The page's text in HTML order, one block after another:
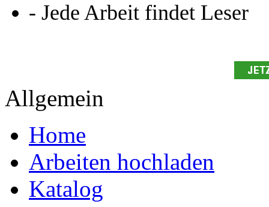
- Jede Arbeit findet Leser
Allgemein
Home
Arbeiten hochladen
Katalog